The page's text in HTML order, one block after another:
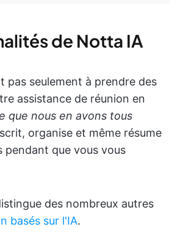
de Notta IA
pas seulement à prendre des
assistance de réunion en
que nous en avons tous
organise et même résume
pendant que vous vous
des nombreux autres
basés sur l'IA.